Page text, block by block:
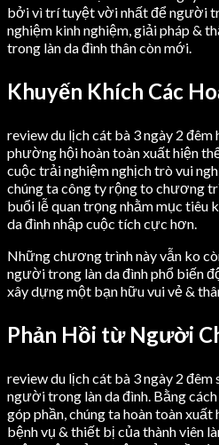
bởi vì trí tuyệt vời nhất để người
nghiệm kinh nghiệm, giải pháp &
trong làn da đình thân còn mới.
Khuyến Khích Các
review du lịch cát bà 3 ngày 2
phường hội hoàn toàn xuất hiện
cuộc trải nghiệm nghịch trò vui
chúng ta công ty rộng to chương
buổi lễ quan trọng nhằm mục tiêu
da đình nhập cuộc tích cực hơn.
Những chương trình này vẫn ko
người trong làn da đình phổ biến
xây dựng một bạn hữu vui vẻ &
Phản Hồi từ Người
review du lịch cát bà 3 ngày 2
người trong làn da đình. Bằng
góp phần, chúng ta hoàn toàn
bệnh vụ & thiết bị của thành viên